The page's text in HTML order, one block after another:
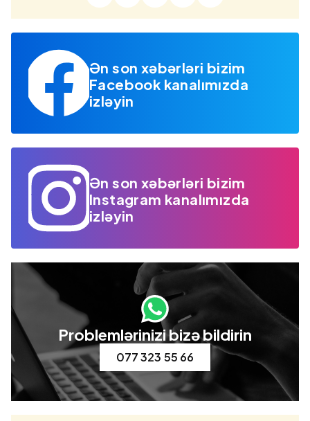
Ən son xəbərləri bizim
Facebook kanalımızda
izləyin
Ən son xəbərləri bizim
Instagram kanalımızda
izləyin
Problemlərinizi bizə bildirin
077 323 55 66